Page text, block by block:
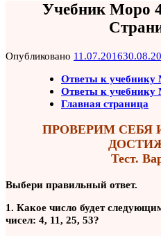
Учебник Моро 4
Опубликовано 11.07.2016
Ответы к учебнику
Ответы к учебнику
Главная страница
ПРОВЕРИМ СЕБЯ
Тест.
Выбери правильный ответ.
1. Какое число будет
чисел: 4, 11, 25, 53?